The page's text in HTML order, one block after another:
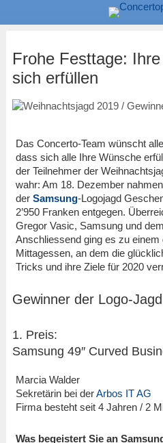
Frohe Festtage:
sich erfüllen
Das Concerto-Team wünscht
dass sich alle Ihre Wünsche
der Teilnehmer der
wahr: Am 18. Dezember
der Samsung-Logojagd
2’950 Franken entgegen.
Gregor Vasic, Samsung und
Anschliessend ging es zu einem
Mittagessen, an dem die
Tricks und ihre Ziele für 2020
Gewinner der Logo-
1. Preis:
Samsung 49″ Curved
Marcia Walder
Sekretärin bei derArbos IT AG
Firma besteht seit 4 Jahren / 2
Was begeistert Sie an